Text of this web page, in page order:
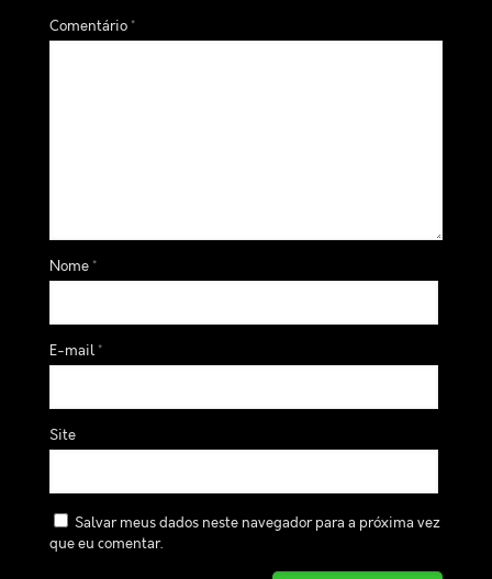
Comentário *
Nome *
E-mail*
Site
Salvar meus dados neste navegador para a próxima vez
que eu comentar.